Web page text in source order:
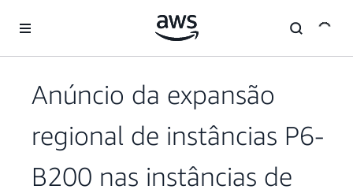
Pular para o conteúdo principal
Anúncio da expansão
regional de instâncias P6-
B200 nas instâncias de